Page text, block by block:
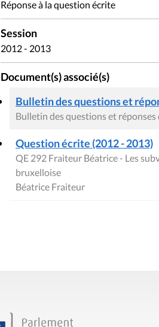
Réponse à la question écrite
Session
2012 - 2013
Document(s) associé(s)
Bulletin des questions et
Bulletin des questions et
Question écrite (2012 - 2013)
QE 292 Fraiteur Béatrice - Les
bruxelloise
Béatrice Fraiteur